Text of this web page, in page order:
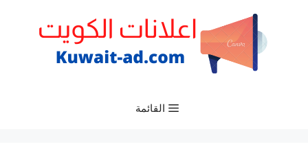
القائمة